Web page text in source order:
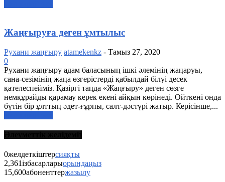
Жаңғыруға деген ұмтылыс
Рухани жаңғыру atamekenkz - Тамыз 27, 2020
0
Рухани жаңғыру адам баласының ішкі əлемінің жаңаруы,
сана-сезімінің жаңа өзгерістерді қабылдай білуі десек
қателеспейміз. Қазіргі таңда «Жаңғыру» деген сөзге
немқұрайды қарамау керек екені айқын көрінеді. Өйткені онда
бүтін бір ұлттың əдет-ғұрпы, салт-дəстүрі жатыр. Керісінше,...
0желдеткіштерсияқты
2,361ізбасарларыорындаңыз
15,600абоненттержазылу